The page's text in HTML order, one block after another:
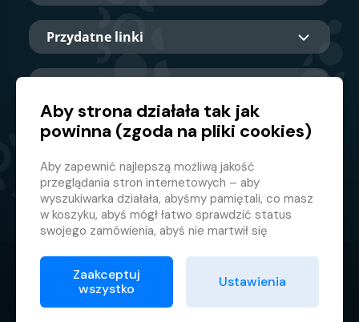
Przydatne linki
Główny partner
© 2026 GMF Aquapark Prague, a.s.
Ochrona danych osobowych
Aby strona działała tak jak
powinna (zgoda na pliki cookies)
Aby zapewnić najlepszą możliwą jakość
przeglądania stron internetowych – aby
wyszukiwarka działała, abyśmy pamiętali, co masz
w koszyku, abyś mógł łatwo sprawdzić status
swojego zamówienia, abyś nie martwił się
za każdym razem logować.
Dlatego potrzebujemy Twojej zgody na
przetwarzanieplików cookie, czyli małych plików,
Zaakceptuj
wszystko
Ustawienia